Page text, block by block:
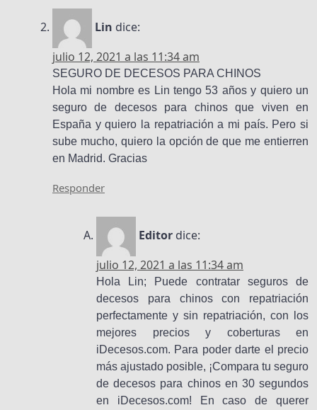
Lin dice:
julio 12, 2021 a las 11:34 am
SEGURO DE DECESOS PARA CHINOS
Hola mi nombre es Lin tengo 53 años y quiero un
seguro de decesos para chinos que viven en
España y quiero la repatriación a mi país. Pero si
sube mucho, quiero la opción de que me entierren
en Madrid. Gracias
Responder
Editor dice:
julio 12, 2021 a las 11:34 am
Hola Lin; Puede contratar seguros de
decesos para chinos con repatriación
perfectamente y sin repatriación, con los
mejores precios y coberturas en
iDecesos.com. Para poder darte el precio
más ajustado posible, ¡Compara tu seguro
de decesos para chinos en 30 segundos
en iDecesos.com! En caso de querer